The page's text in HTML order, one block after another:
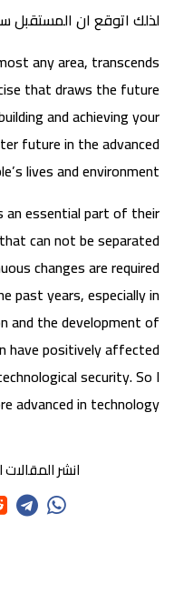
لذلك اتوقع ان المستقبل
any area, transcends
that draws the future
and achieving your
future in the advanced
lives and environment.
an essential part of their
can not be separated
changes are required
past years, especially in
and the development of
have positively affected
security. So I
advanced in technology.
انشر